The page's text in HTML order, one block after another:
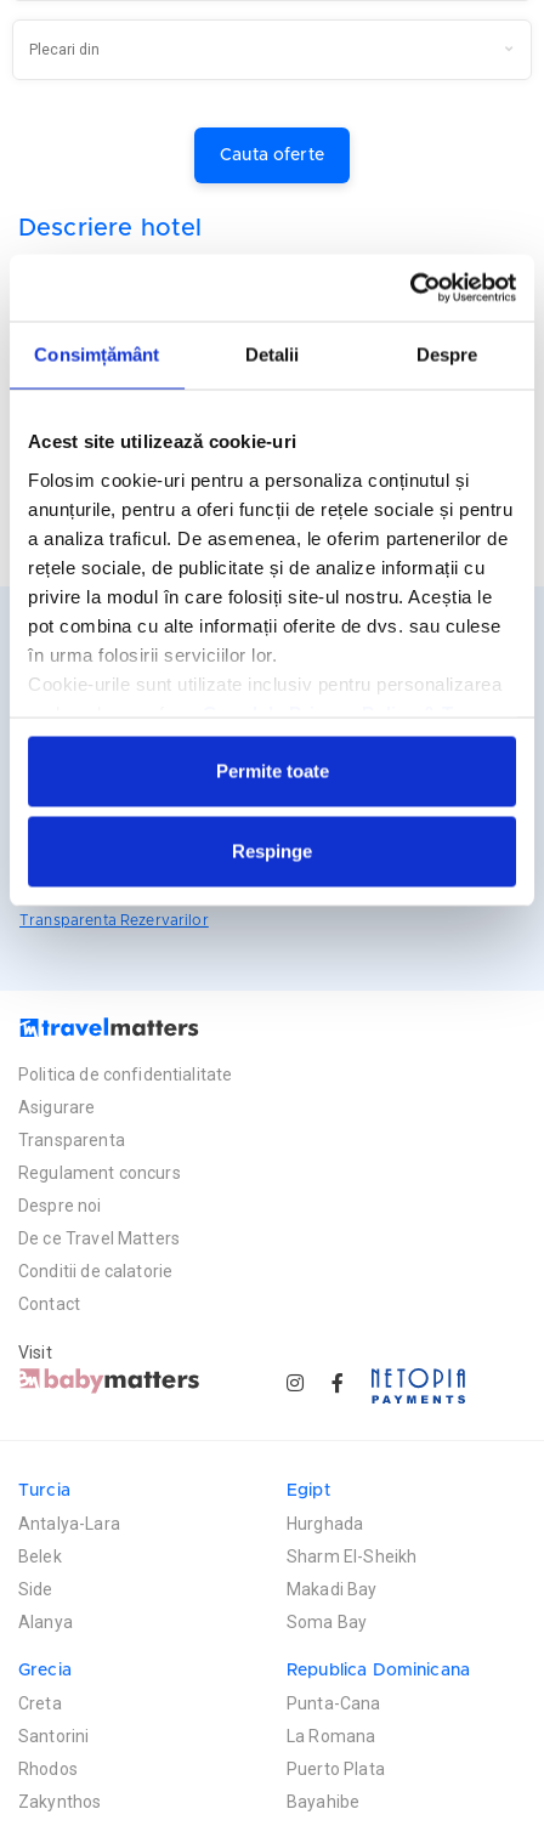
Consimțământ Detalii Despre
Acest site utilizează cookie-uri
Folosim cookie-uri pentru a personaliza conținutul și
anunțurile, pentru a oferi funcții de rețele sociale și pentru
a analiza traficul. De asemenea, le oferim partenerilor de
rețele sociale, de publicitate și de analize informații cu
privire la modul în care folosiți site-ul nostru. Aceștia le
pot combina cu alte informații oferite de dvs. sau culese
în urma folosirii serviciilor lor.
Cookie-urile sunt utilizate inclusiv pentru personalizarea
Permite toate
Respinge
Cauta oferte
Descriere hotel
Paphos, la 200 de metri de autogara si la 3 km de zona Kato
Facilitati hotel
Camere hotel
Cere oferta personalizata
Detalii si rezervari
rezervari@travelmatters.ro
Licente TravelMatters
Vezi Licenta de Turism
Transparenta Rezervarilor
Politica de confidentialitate
Asigurare
Transparenta
Regulament concurs
Despre noi
De ce Travel Matters
Conditii de calatorie
Contact
Visit
Turcia
Antalya-Lara
Belek
Side
Alanya
Egipt
Hurghada
Sharm El-Sheikh
Makadi Bay
Soma Bay
Grecia
Creta
Santorini
Rhodos
Zakynthos
Republica Dominicana
Punta-Cana
La Romana
Puerto Plata
Bayahibe